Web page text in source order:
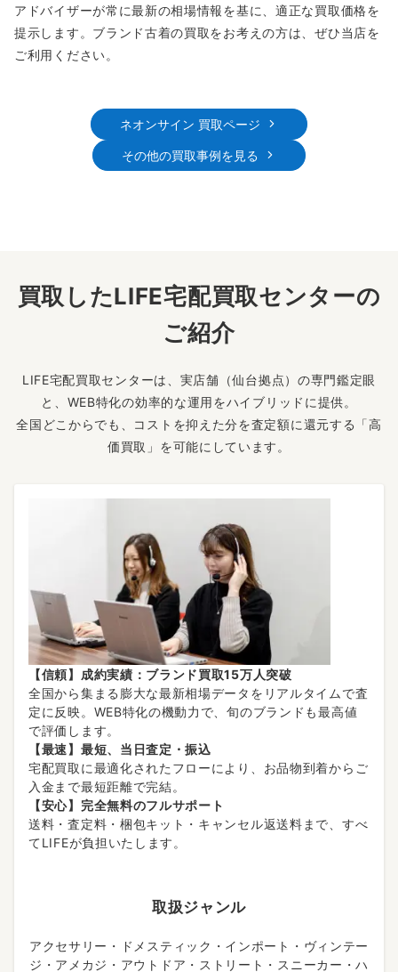
アドバイザーが常に最新の相場情報を基に、適正な買取価格を
提示します。ブランド古着の買取をお考えの方は、ぜひ当店を
ご利用ください。
ネオンサイン 買取ページ
その他の買取事例を見る
買取したLIFE宅配買取センターの
ご紹介
LIFE宅配買取センターは、実店舗（仙台拠点）の専門鑑定眼
と、WEB特化の効率的な運用をハイブリッドに提供。
全国どこからでも、コストを抑えた分を査定額に還元する「高
価買取」を可能にしています。
【信頼】成約実績：ブランド買取15万人突破
全国から集まる膨大な最新相場データをリアルタイムで査
定に反映。WEB特化の機動力で、旬のブランドも最高値
で評価します。
【最速】最短、当日査定・振込
宅配買取に最適化されたフローにより、お品物到着からご
入金まで最短距離で完結。
【安心】完全無料のフルサポート
送料・査定料・梱包キット・キャンセル返送料まで、すべ
てLIFEが負担いたします。
取扱ジャンル
アクセサリー・ドメスティック・インポート・ヴィンテー
ジ・アメカジ・アウトドア・ストリート・スニーカー・ハ